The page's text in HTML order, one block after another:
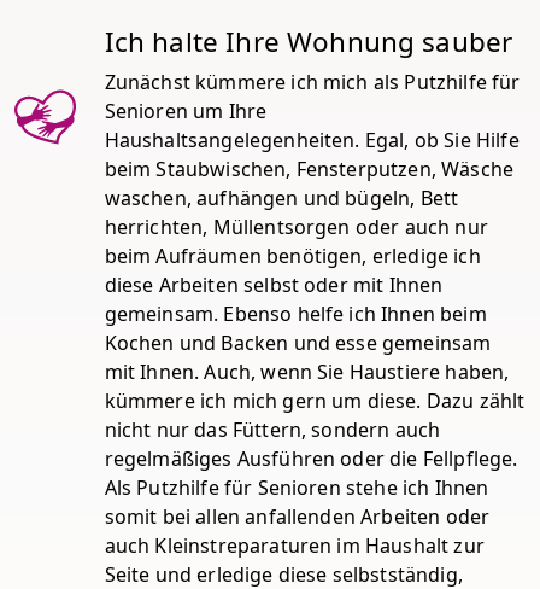
Ich halte Ihre Wohnung sauber
Zunächst kümmere ich mich als Putzhilfe für
Senioren um Ihre
Haushaltsangelegenheiten. Egal, ob Sie Hilfe
beim Staubwischen, Fensterputzen, Wäsche
waschen, aufhängen und bügeln, Bett
herrichten, Müllentsorgen oder auch nur
beim Aufräumen benötigen, erledige ich
diese Arbeiten selbst oder mit Ihnen
gemeinsam. Ebenso helfe ich Ihnen beim
Kochen und Backen und esse gemeinsam
mit Ihnen. Auch, wenn Sie Haustiere haben,
kümmere ich mich gern um diese. Dazu zählt
nicht nur das Füttern, sondern auch
regelmäßiges Ausführen oder die Fellpflege.
Als Putzhilfe für Senioren stehe ich Ihnen
somit bei allen anfallenden Arbeiten oder
auch Kleinstreparaturen im Haushalt zur
Seite und erledige diese selbstständig,